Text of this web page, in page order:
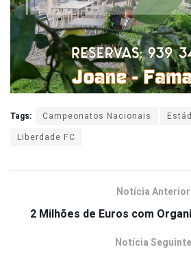
Tags: Campeonatos Nacionais
Liberdade FC
Notícia Anterior
2 Milhões de Euros com
Notícia Seguinte